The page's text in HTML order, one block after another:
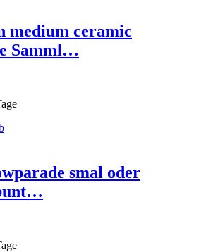
medium ceramic
Samml…
smal oder